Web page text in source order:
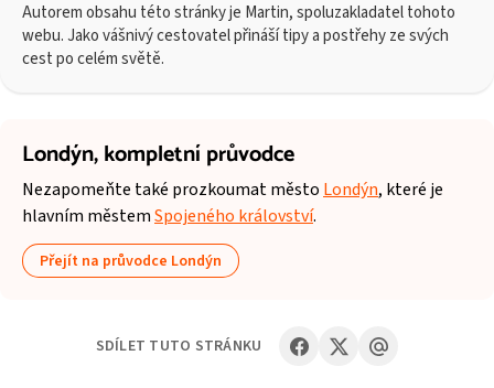
Autorem obsahu této stránky je Martin, spoluzakladatel tohoto
webu. Jako vášnivý cestovatel přináší tipy a postřehy ze svých
cest po celém světě.
Londýn,kompletní průvodce
Nezapomeňte také prozkoumat městoLondýn, které je
hlavním městemSpojeného království.
Přejít na průvodce Londýn
SDÍLET TUTO STRÁNKU